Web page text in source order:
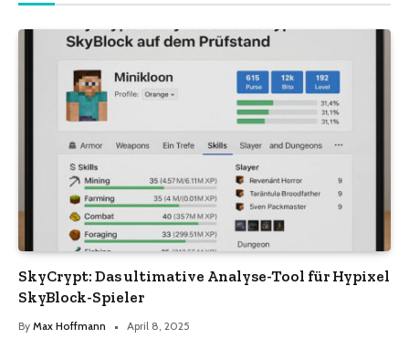
SkyCrypt: Das ultimative Analyse-Tool für Hypixel
SkyBlock-Spieler
By Max Hoffmann April 8, 2025